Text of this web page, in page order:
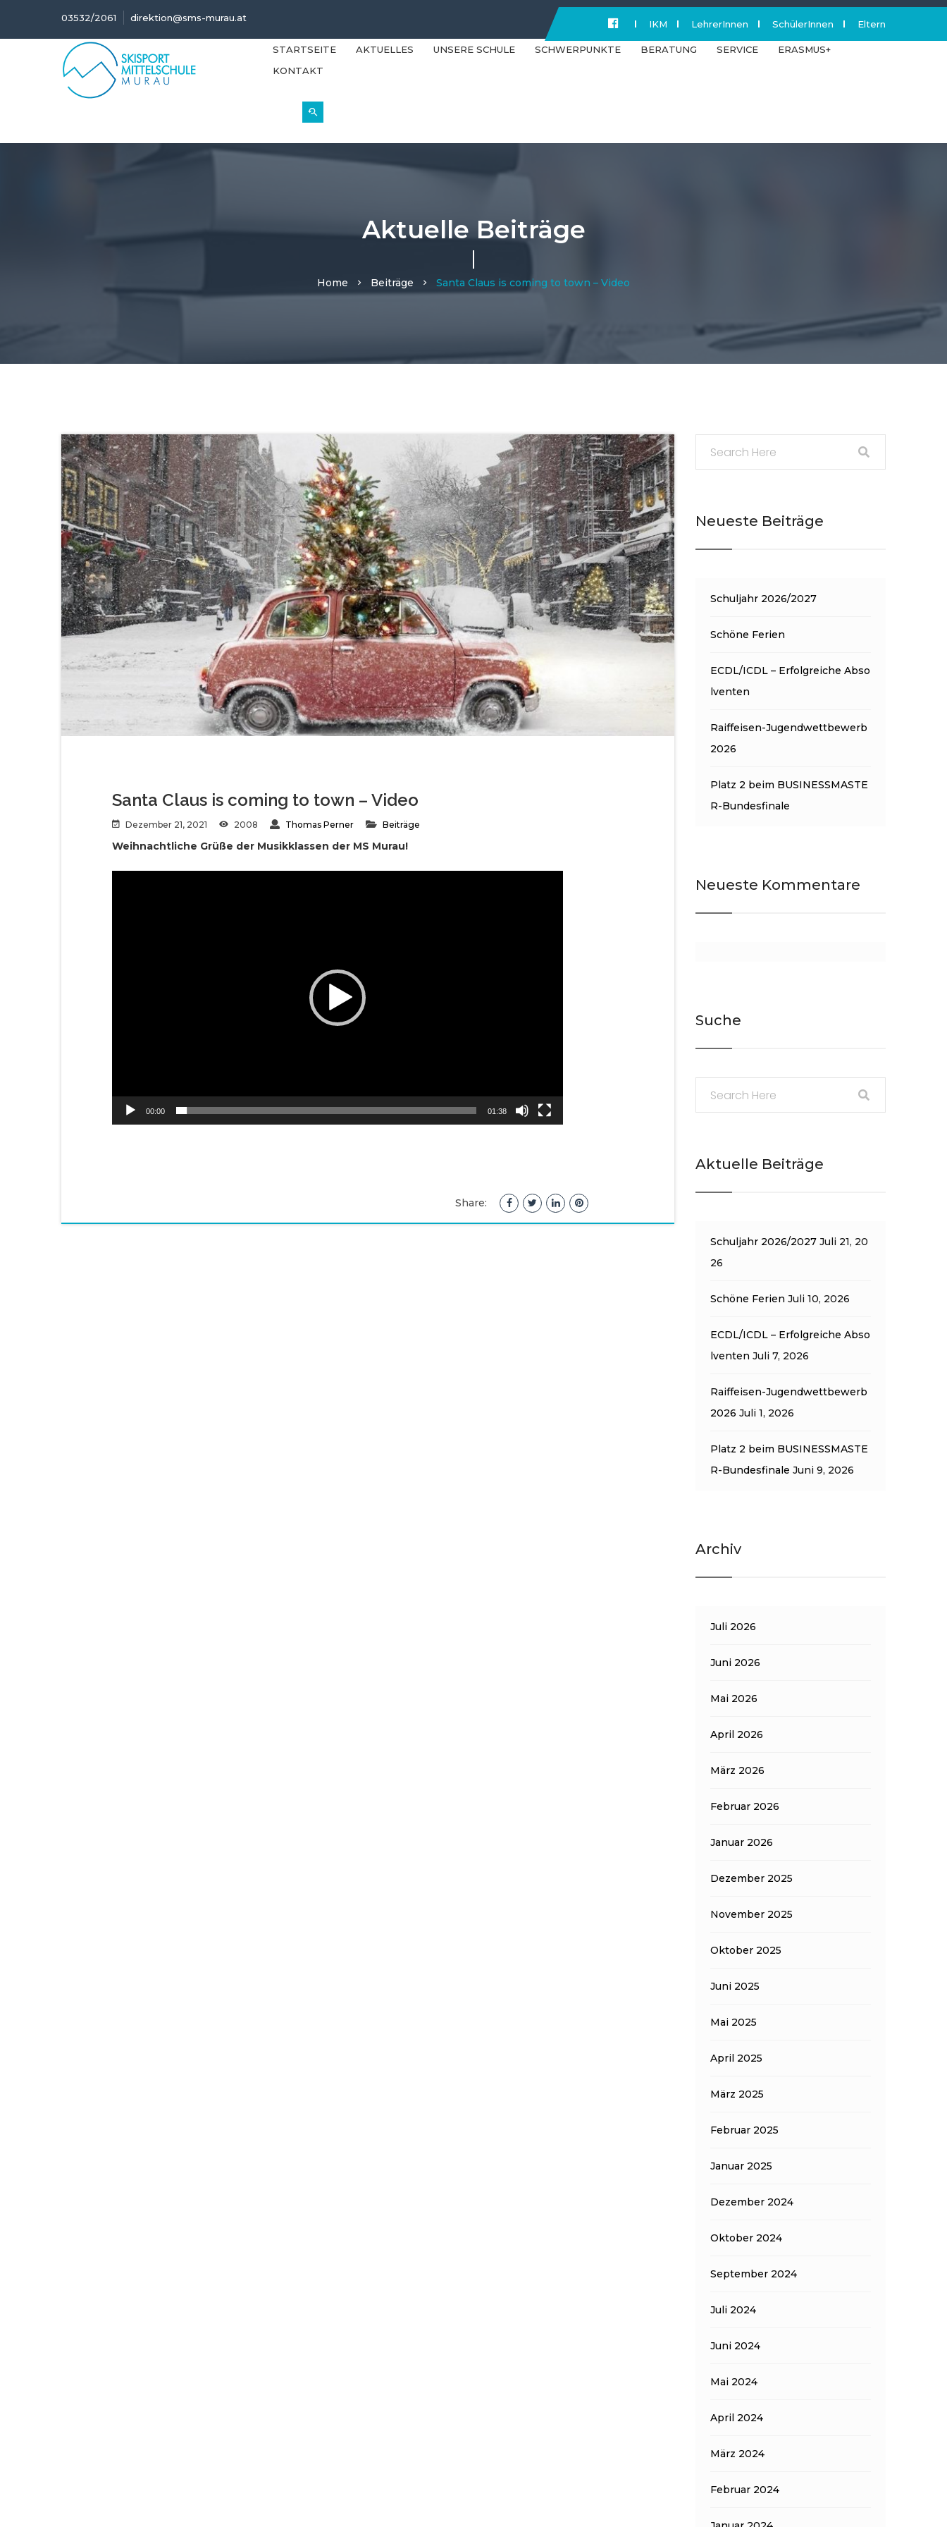
03532/2061
direktion@sms-murau.at
IKM LehrerInnen SchülerInnen Eltern
STARTSEITE AKTUELLES UNSERE SCHULE SCHWERPUNKTE BERATUNG SERVICE
ERASMUS+
KONTAKT
Aktuelle Beiträge
Home Beiträge Santa Claus is coming to town – Video
Santa Claus is coming to town – Video
Dezember 21, 2021 2008 Thomas Perner Beiträge
Weihnachtliche Grüße der Musikklassen der MS Murau!
00:00 01:38
Share:
Neueste Beiträge
Schuljahr 2026/2027
Schöne Ferien
ECDL/ICDL – Erfolgreiche Abso
lventen
Raiffeisen-Jugendwettbewerb
2026
Platz 2 beim BUSINESSMASTE
R-Bundesfinale
Neueste Kommentare
Suche
Aktuelle Beiträge
Schuljahr 2026/2027 Juli 21, 20
26
Schöne Ferien Juli 10, 2026
ECDL/ICDL – Erfolgreiche Abso
lventen Juli 7, 2026
Raiffeisen-Jugendwettbewerb
2026 Juli 1, 2026
Platz 2 beim BUSINESSMASTE
R-Bundesfinale Juni 9, 2026
Archiv
Juli 2026
Juni 2026
Mai 2026
April 2026
März 2026
Februar 2026
Januar 2026
Dezember 2025
November 2025
Oktober 2025
Juni 2025
Mai 2025
April 2025
März 2025
Februar 2025
Januar 2025
Dezember 2024
Oktober 2024
September 2024
Juli 2024
Juni 2024
Mai 2024
April 2024
März 2024
Februar 2024